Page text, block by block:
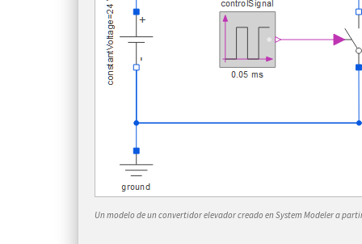
Un modelo de un convertidor elevador creado en System Modeler a